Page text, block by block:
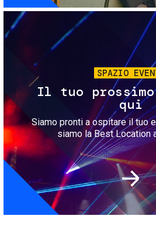
SPAZIO
Il tuo
qui
Siamo pronti a ospitare il tuo
siamo la Best Location